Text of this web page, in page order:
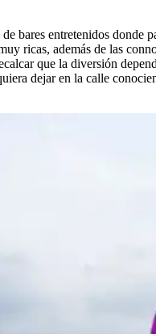
bares entretenidos donde
ricas, además de las
que la diversión
dejar en la calle